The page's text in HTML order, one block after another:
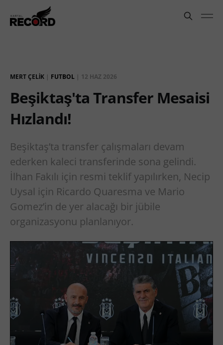
MERT ÇELIK | FUTBOL | 12 HAZ 2026
Beşiktaş'ta Transfer Mesaisi
Hızlandı!
Beşiktaş’ta transfer çalışmaları devam
ederken kaleci transferinde sona gelindi.
İlhan Fakılı için resmi teklif yapılırken, Necip
Uysal için Ricardo Quaresma ve Mario
Gomez’in de yer alacağı bir jübile
organizasyonu planlanıyor.